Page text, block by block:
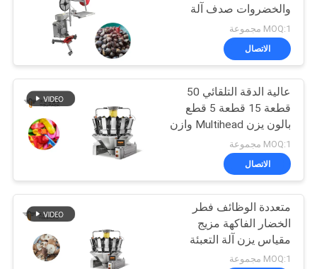
المعمل
رقابة
جودة
اتصل
أخبار
حالات
الرؤوس
آلة التعبئة الخطية
وازن
33
94
والخضروات صدف آلة
التعبئة
MOQ:1 مجموعة
الاتصال
عالية الدقة التلقائي 50
قطعة 15 قطعة 5 قطع
بالون يزن Multihead وازن
عد التعبئة والتغليف آلة
MOQ:1 مجموعة
الاتصال
متعددة الوظائف فطر
الخضار الفاكهة مزيج
مقياس يزن آلة التعبئة
100g
MOQ:1 مجموعة